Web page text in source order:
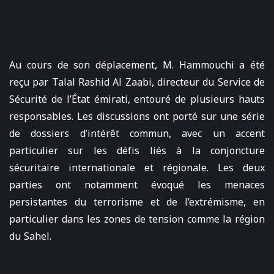
Au cours de son déplacement, M. Hammouchi a été
reçu par Talal Rashid Al Zaabi, directeur du Service de
Sécurité de l’État émirati, entouré de plusieurs hauts
responsables. Les discussions ont porté sur une série
de dossiers d’intérêt commun, avec un accent
particulier sur les défis liés à la conjoncture
sécuritaire internationale et régionale. Les deux
parties ont notamment évoqué les menaces
persistantes du terrorisme et de l’extrémisme, en
particulier dans les zones de tension comme la région
du Sahel.